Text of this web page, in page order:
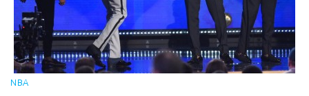
NBA